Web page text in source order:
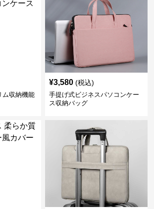
ム収納機能
¥3,580 (税込)
手提げ式ビジネスパソコンケー
ス収納バッグ